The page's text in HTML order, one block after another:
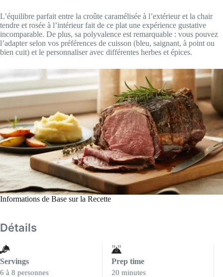
L’équilibre parfait entre la croûte caramélisée à l’extérieur et la chair
tendre et rosée à l’intérieur fait de ce plat une expérience gustative
incomparable. De plus, sa polyvalence est remarquable : vous pouvez
l’adapter selon vos préférences de cuisson (bleu, saignant, à point ou
bien cuit) et le personnaliser avec différentes herbes et épices.
Informations de Base sur la Recette
Détails
Servings
6 à 8 personnes
Prep time
20 minutes